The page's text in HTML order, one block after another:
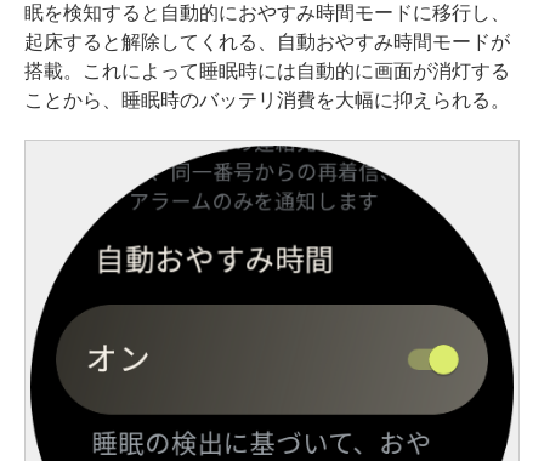
眠を検知すると自動的におやすみ時間モードに移行し、
起床すると解除してくれる、自動おやすみ時間モードが
搭載。これによって睡眠時には自動的に画面が消灯する
ことから、睡眠時のバッテリ消費を大幅に抑えられる。